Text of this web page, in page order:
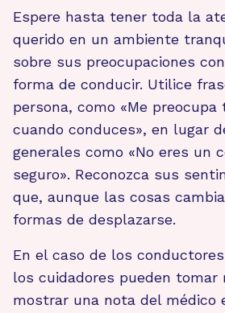
Espere hasta tener toda la
querido en un ambiente
sobre sus preocupaciones
forma de conducir. Utilice
persona, como «Me preocupa
cuando conduces», en lugar
generales como «No eres un
seguro». Reconozca sus
que, aunque las cosas
formas de desplazarse.
En el caso de los
los cuidadores pueden tomar
mostrar una nota del médico